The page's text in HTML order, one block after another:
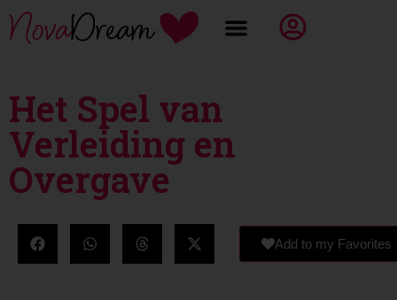
Het Spel van
Verleiding en
Overgave
Add to my Favorites